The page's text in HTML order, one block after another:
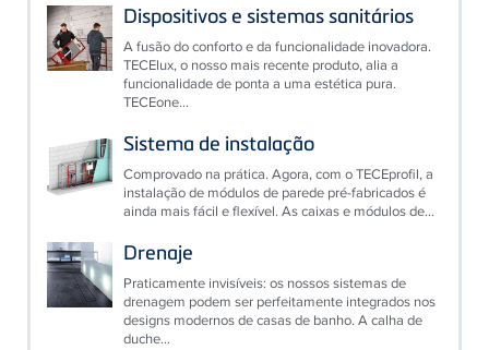
Dispositivos e sistemas sanitários
A fusão do conforto e da funcionalidade inovadora.
TECElux, o nosso mais recente produto, alia a
funcionalidade de ponta a uma estética pura.
TECEone...
Sistema de instalação
Comprovado na prática. Agora, com o TECEprofil, a
instalação de módulos de parede pré-fabricados é
ainda mais fácil e flexível. As caixas e módulos de...
Drenaje
Praticamente invisíveis: os nossos sistemas de
drenagem podem ser perfeitamente integrados nos
designs modernos de casas de banho. A calha de
duche...